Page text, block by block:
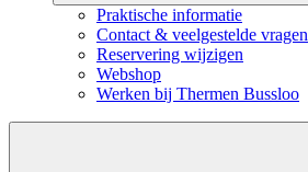
Praktische informatie
Contact & veelgestelde vragen
Reservering wijzigen
Webshop
Werken bij Thermen Bussloo